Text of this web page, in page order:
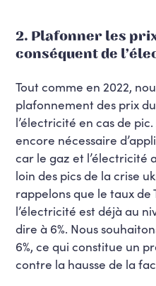
2. Plafonner les
conséquent de
Tout comme en 2022,
plafonnement des prix
l’électricité en cas de
encore nécessaire
car le gaz et l’électricité
loin des pics de la crise
rappelons que le taux de
l’électricité est déjà au
dire à 6%. Nous
6%, ce qui constitue un
contre la hausse de la